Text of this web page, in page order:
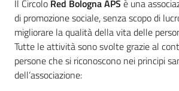
Programmi
Progetti
Seguici
Il Circolo Red BolognaAPS è una
di promozione sociale, senza scopo di
migliorare la qualità della vita delle
Tutte le attività sono svolte grazie al
persone che si riconoscono nei principi
dell’associazione: